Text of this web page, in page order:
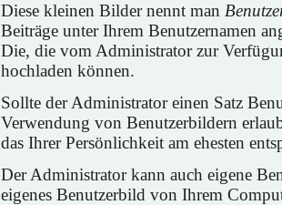
Diese kleinen Bilder nennt man
Beiträge unter Ihrem Benutzernamen
Die, die vom Administrator zur
hochladen können.
Sollte der Administrator einen Satz
Verwendung von Benutzerbildern
das Ihrer Persönlichkeit am ehesten
Der Administrator kann auch eigene
eigenes Benutzerbild von Ihrem